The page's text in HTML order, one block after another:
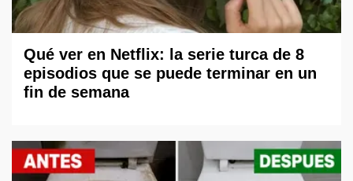
Qué ver en Netflix: la serie turca de 8
episodios que se puede terminar en un
fin de semana